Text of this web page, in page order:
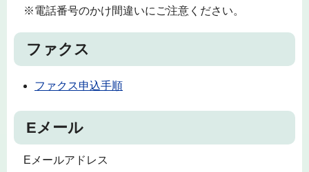
※電話番号のかけ間違いにご注意ください。
ファクス
ファクス申込手順
Eメール
Eメールアドレス